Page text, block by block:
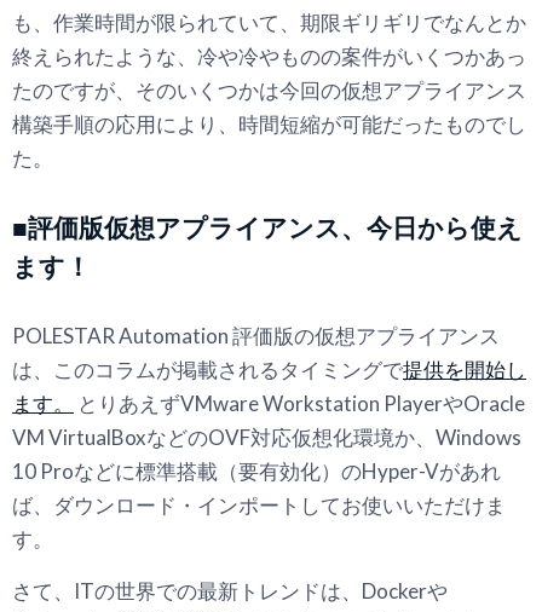
も、作業時間が限られていて、期限ギリギリでなんとか
終えられたような、冷や冷やものの案件がいくつかあっ
たのですが、そのいくつかは今回の仮想アプライアンス
構築手順の応用により、時間短縮が可能だったものでし
た。
■評価版仮想アプライアンス、今日から使え
ます！
POLESTAR Automation 評価版の仮想アプライアンス
は、このコラムが掲載されるタイミングで提供を開始し
ます。
とりあえずVMware Workstation PlayerやOracle
VM VirtualBoxなどのOVF対応仮想化環境か、Windows
10 Proなどに標準搭載（要有効化）のHyper-Vがあれ
ば、ダウンロード・インポートしてお使いいただけま
す。
さて、ITの世界での最新トレンドは、Dockerや